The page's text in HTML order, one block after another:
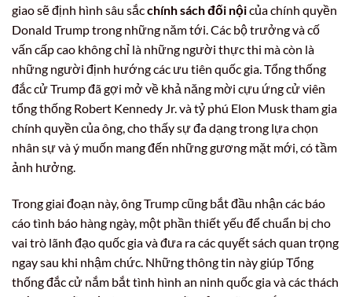
giao sẽ định hình sâu sắcchính sách đối nộicủa chính quyền
Donald Trump trong những năm tới. Các bộ trưởng và cố
vấn cấp cao không chỉ là những người thực thi mà còn là
những người định hướng các ưu tiên quốc gia. Tổng thống
đắc cử Trump đã gợi mở về khả năng mời cựu ứng cử viên
tổng thống Robert Kennedy Jr. và tỷ phú Elon Musk tham gia
chính quyền của ông, cho thấy sự đa dạng trong lựa chọn
nhân sự và ý muốn mang đến những gương mặt mới, có tầm
ảnh hưởng.
Trong giai đoạn này, ông Trump cũng bắt đầu nhận các báo
cáo tình báo hàng ngày, một phần thiết yếu để chuẩn bị cho
vai trò lãnh đạo quốc gia và đưa ra các quyết sách quan trọng
ngay sau khi nhậm chức. Những thông tin này giúp Tổng
thống đắc cử nắm bắt tình hình an ninh quốc gia và các thách